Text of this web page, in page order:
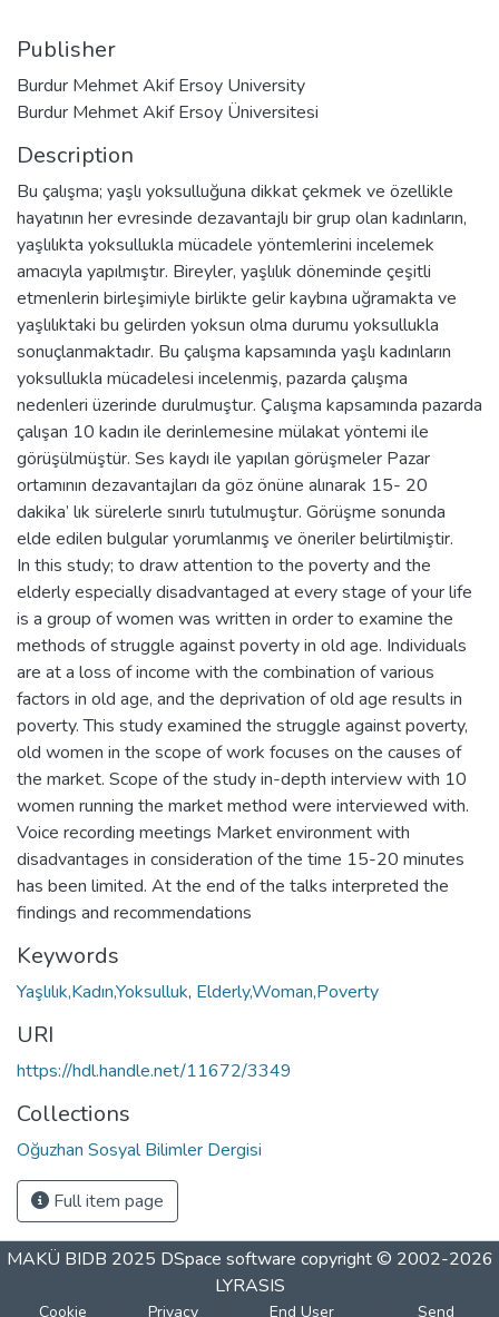
Publisher
Burdur Mehmet Akif Ersoy University
Burdur Mehmet Akif Ersoy Üniversitesi
Description
Bu çalışma; yaşlı yoksulluğuna dikkat çekmek ve özellikle
hayatının her evresinde dezavantajlı bir grup olan kadınların,
yaşlılıkta yoksullukla mücadele yöntemlerini incelemek
amacıyla yapılmıştır. Bireyler, yaşlılık döneminde çeşitli
etmenlerin birleşimiyle birlikte gelir kaybına uğramakta ve
yaşlılıktaki bu gelirden yoksun olma durumu yoksullukla
sonuçlanmaktadır. Bu çalışma kapsamında yaşlı kadınların
yoksullukla mücadelesi incelenmiş, pazarda çalışma
nedenleri üzerinde durulmuştur. Çalışma kapsamında pazarda
çalışan 10 kadın ile derinlemesine mülakat yöntemi ile
görüşülmüştür. Ses kaydı ile yapılan görüşmeler Pazar
ortamının dezavantajları da göz önüne alınarak 15- 20
dakika’ lık sürelerle sınırlı tutulmuştur. Görüşme sonunda
elde edilen bulgular yorumlanmış ve öneriler belirtilmiştir.
In this study; to draw attention to the poverty and the
elderly especially disadvantaged at every stage of your life
is a group of women was written in order to examine the
methods of struggle against poverty in old age. Individuals
are at a loss of income with the combination of various
factors in old age, and the deprivation of old age results in
poverty. This study examined the struggle against poverty,
old women in the scope of work focuses on the causes of
the market. Scope of the study in-depth interview with 10
women running the market method were interviewed with.
Voice recording meetings Market environment with
disadvantages in consideration of the time 15-20 minutes
has been limited. At the end of the talks interpreted the
findings and recommendations
Keywords
Yaşlılık,Kadın,Yoksulluk, Elderly,Woman,Poverty
URI
https://hdl.handle.net/11672/3349
Collections
Oğuzhan Sosyal Bilimler Dergisi
Full item page
MAKÜ BIDB 2025 DSpace software copyright © 2002-2026
LYRASIS
Cookie Privacy End User Send